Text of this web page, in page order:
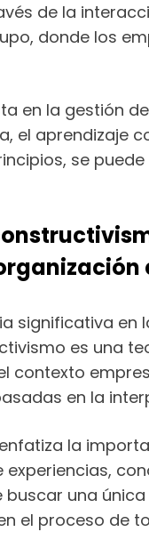
de la
donde los
en la gestión
el aprendizaje
se
significativa
es una
contexto
en la
la
una
el proceso de